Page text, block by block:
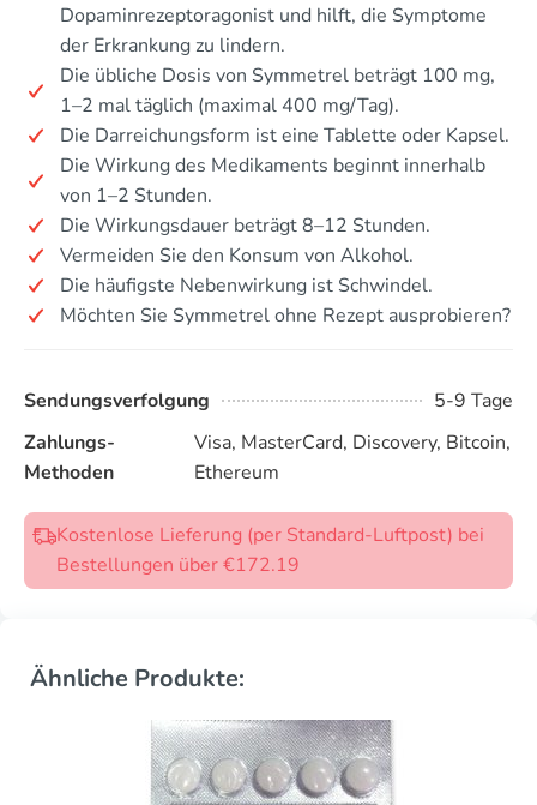
Dopaminrezeptoragonist und hilft, die Symptome
der Erkrankung zu lindern.
Die übliche Dosis von Symmetrel beträgt 100 mg,
1–2 mal täglich (maximal 400 mg/Tag).
Die Darreichungsform ist eine Tablette oder Kapsel.
Die Wirkung des Medikaments beginnt innerhalb
von 1–2 Stunden.
Die Wirkungsdauer beträgt 8–12 Stunden.
Vermeiden Sie den Konsum von Alkohol.
Die häufigste Nebenwirkung ist Schwindel.
Möchten Sie Symmetrel ohne Rezept ausprobieren?
Sendungsverfolgung
5-9 Tage
Zahlungs-
Methoden
Visa, MasterCard, Discovery, Bitcoin,
Ethereum
Kostenlose Lieferung (per Standard-Luftpost) bei
Bestellungen über €172.19
Ähnliche Produkte: